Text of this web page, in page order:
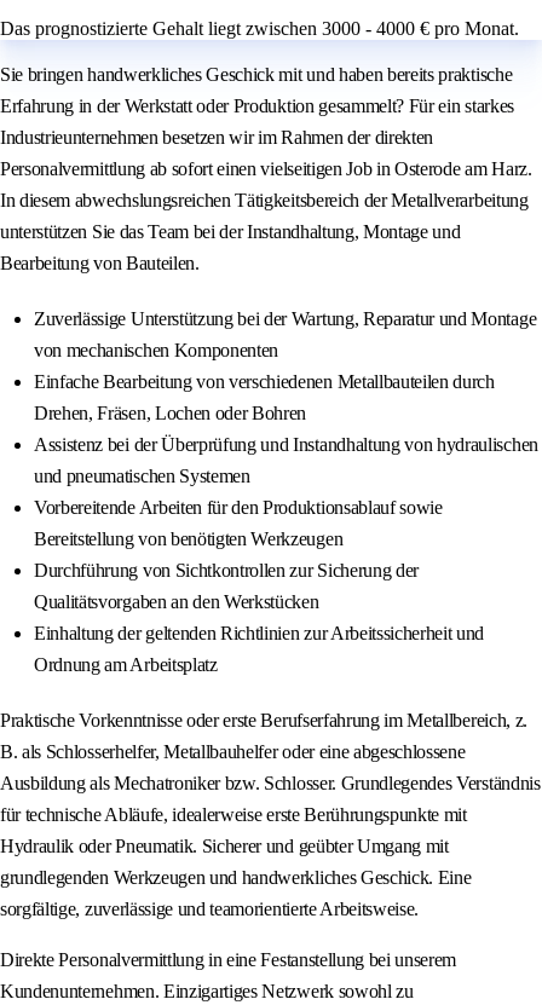
Das prognostizierte Gehalt liegt zwischen 3000 - 4000 € pro Monat.
Sie bringen handwerkliches Geschick mit und haben bereits praktische
Erfahrung in der Werkstatt oder Produktion gesammelt? Für ein starkes
Industrieunternehmen besetzen wir im Rahmen der direkten
Personalvermittlung ab sofort einen vielseitigen Job in Osterode am Harz.
In diesem abwechslungsreichen Tätigkeitsbereich der Metallverarbeitung
unterstützen Sie das Team bei der Instandhaltung, Montage und
Bearbeitung von Bauteilen.
Zuverlässige Unterstützung bei der Wartung, Reparatur und Montage
von mechanischen Komponenten
Einfache Bearbeitung von verschiedenen Metallbauteilen durch
Drehen, Fräsen, Lochen oder Bohren
Assistenz bei der Überprüfung und Instandhaltung von hydraulischen
und pneumatischen Systemen
Vorbereitende Arbeiten für den Produktionsablauf sowie
Bereitstellung von benötigten Werkzeugen
Durchführung von Sichtkontrollen zur Sicherung der
Qualitätsvorgaben an den Werkstücken
Einhaltung der geltenden Richtlinien zur Arbeitssicherheit und
Ordnung am Arbeitsplatz
Praktische Vorkenntnisse oder erste Berufserfahrung im Metallbereich, z.
B. als Schlosserhelfer, Metallbauhelfer oder eine abgeschlossene
Ausbildung als Mechatroniker bzw. Schlosser. Grundlegendes Verständnis
für technische Abläufe, idealerweise erste Berührungspunkte mit
Hydraulik oder Pneumatik. Sicherer und geübter Umgang mit
grundlegenden Werkzeugen und handwerkliches Geschick. Eine
sorgfältige, zuverlässige und teamorientierte Arbeitsweise.
Direkte Personalvermittlung in eine Festanstellung bei unserem
Kundenunternehmen. Einzigartiges Netzwerk sowohl zu